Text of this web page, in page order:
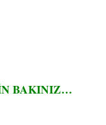
BAKINIZ…